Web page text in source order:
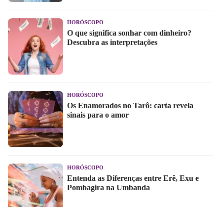
HORÓSCOPO
O que significa sonhar com dinheiro?
Descubra as interpretações
HORÓSCOPO
Os Enamorados no Tarô: carta revela
sinais para o amor
HORÓSCOPO
Entenda as Diferenças entre Erê, Exu e
Pombagira na Umbanda